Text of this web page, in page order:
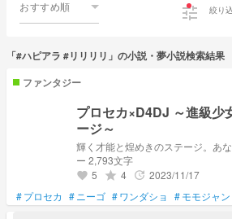
おすすめ順 tune 絞り
「#ハピアラ #リリリリ」の小説・夢小説検索結果
ファンタジー
プロセカ×D4DJ ～進級少
ージ～
輝く才能と煌めきのステージ。あ
ー 2,793文字
favorite 5 grade 4 update 2023/11/17
#プロセカ # ニーゴ #ワンダショ #モモジャン